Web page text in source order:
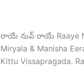
రాయే నువ్ రాయే Raaye
Miryala & Manisha
Kittu Vissapragada.